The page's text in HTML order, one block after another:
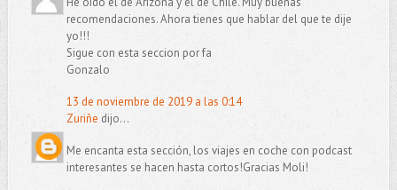
recomendaciones. Ahora tienes que hablar del que te dije
yo!!!
Sigue con esta seccion por fa
Gonzalo
13 de noviembre de 2019 a las 0:14
Zuriñe dijo...
Me encanta esta sección, los viajes en coche con podcast
interesantes se hacen hasta cortos!Gracias Moli!